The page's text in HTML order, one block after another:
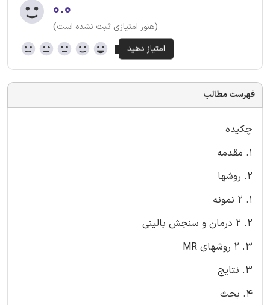
۰.۰
(هنوز امتیازی ثبت نشده است)
فهرست مطالب
چکیده
1. مقدمه
2. روشها
1. 2 نمونه
2. 2 درمان و سنجش بالینی
3. 2 روشهای MR
3. نتایج
4. بحث